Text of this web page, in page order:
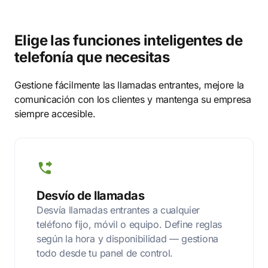
Elige las funciones inteligentes de
telefonía que necesitas
Gestione fácilmente las llamadas entrantes, mejore la
comunicación con los clientes y mantenga su empresa
siempre accesible.
Desvío de llamadas
Desvía llamadas entrantes a cualquier
teléfono fijo, móvil o equipo. Define reglas
según la hora y disponibilidad — gestiona
todo desde tu panel de control.